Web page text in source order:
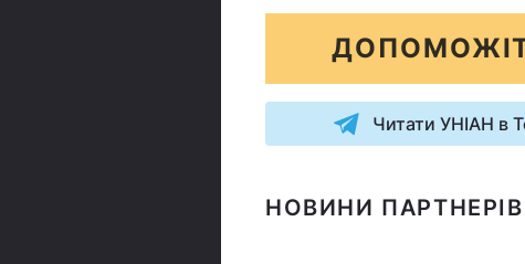
Читати УНІАН в
НОВИНИ ПАРТНЕРІВ